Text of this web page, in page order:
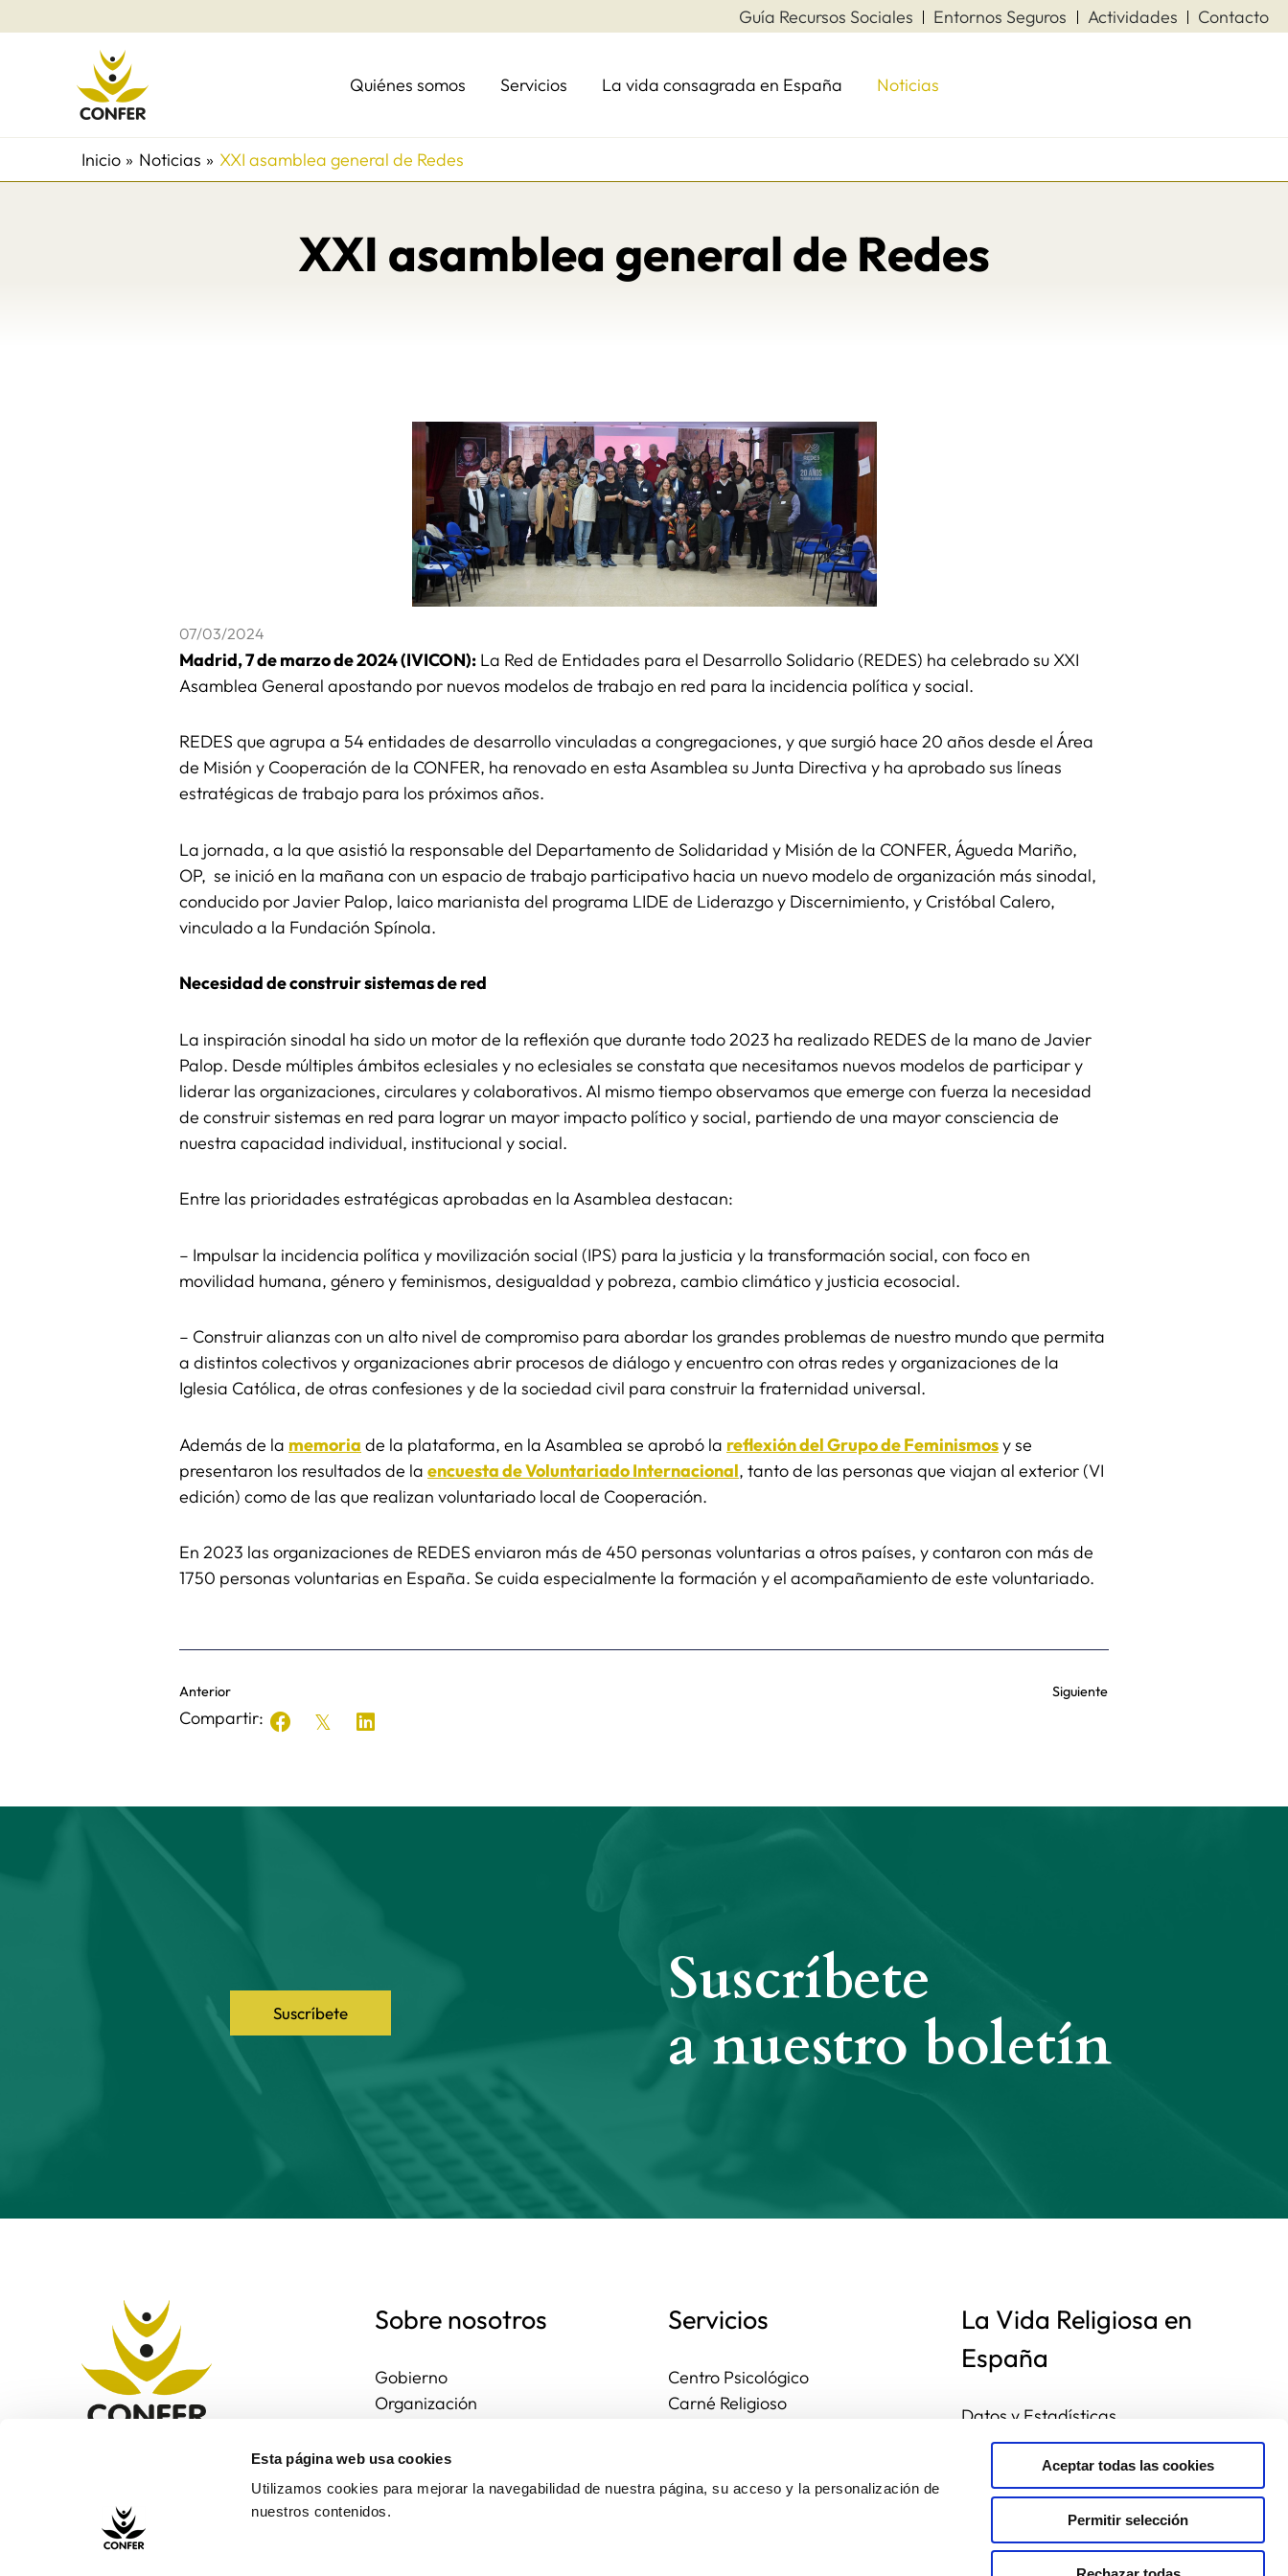
Esta página web usa cookies
Utilizamos cookies para mejorar la navegabilidad de nuestra página, su acceso y la personalización de
nuestros contenidos.
Aceptar todas las cookies
Permitir selección
al
Guía Recursos Sociales Entornos Seguros Actividades Contacto
Quiénes somos Servicios La vida consagrada en España Noticias
Inicio Noticias XXI asamblea general de Redes
XXI asamblea general de Redes
07/03/2024
Madrid, 7 de marzo de 2024 (IVICON): La Red de Entidades para el Desarrollo Solidario (REDES) ha celebrado su XXI
Asamblea General apostando por nuevos modelos de trabajo en red para la incidencia política y social.
REDES que agrupa a 54 entidades de desarrollo vinculadas a congregaciones, y que surgió hace 20 años desde el Área
de Misión y Cooperación de la CONFER, ha renovado en esta Asamblea su Junta Directiva y ha aprobado sus líneas
estratégicas de trabajo para los próximos años.
La jornada, a la que asistió la responsable del Departamento de Solidaridad y Misión de la CONFER, Águeda Mariño,
OP, se inició en la mañana con un espacio de trabajo participativo hacia un nuevo modelo de organización más sinodal,
conducido por Javier Palop, laico marianista del programa LIDE de Liderazgo y Discernimiento, y Cristóbal Calero,
vinculado a la Fundación Spínola.
Necesidad de construir sistemas de red
La inspiración sinodal ha sido un motor de la reflexión que durante todo 2023 ha realizado REDES de la mano de Javier
Palop. Desde múltiples ámbitos eclesiales y no eclesiales se constata que necesitamos nuevos modelos de participar y
liderar las organizaciones, circulares y colaborativos. Al mismo tiempo observamos que emerge con fuerza la necesidad
de construir sistemas en red para lograr un mayor impacto político y social, partiendo de una mayor consciencia de
nuestra capacidad individual, institucional y social.
Entre las prioridades estratégicas aprobadas en la Asamblea destacan:
– Impulsar la incidencia política y movilización social (IPS) para la justicia y la transformación social, con foco en
movilidad humana, género y feminismos, desigualdad y pobreza, cambio climático y justicia ecosocial.
– Construir alianzas con un alto nivel de compromiso para abordar los grandes problemas de nuestro mundo que permita
a distintos colectivos y organizaciones abrir procesos de diálogo y encuentro con otras redes y organizaciones de la
Iglesia Católica, de otras confesiones y de la sociedad civil para construir la fraternidad universal.
Además de la memoria de la plataforma, en la Asamblea se aprobó la reflexión del Grupo de Feminismosy se
presentaron los resultados de la encuesta de Voluntariado Internacional, tanto de las personas que viajan al exterior (VI
edición) como de las que realizan voluntariado local de Cooperación.
En 2023 las organizaciones de REDES enviaron más de 450 personas voluntarias a otros países, y contaron con más de
1750 personas voluntarias en España. Se cuida especialmente la formación y el acompañamiento de este voluntariado.
Anterior Siguiente
Compartir:
Suscríbete
Suscríbete
a nuestro boletín
Sobre nosotros
Gobierno
Organización
Entornos seguros
Contacto
Servicios
Centro Psicológico
Carné Religioso
Actividades
La Vida Religiosa en
España
Datos y Estadísticas
Preguntas frecuentes
Mapa de congregaciones